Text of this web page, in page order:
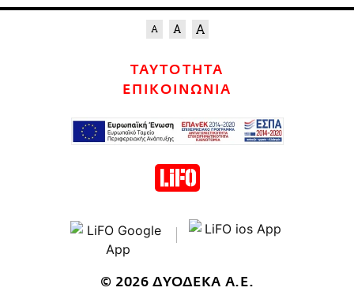
ΤΑΥΤΟΤΗΤΑ
ΕΠΙΚΟΙΝΩΝΙΑ
© 2026 ΔΥΟΔΕΚΑ Α.Ε.